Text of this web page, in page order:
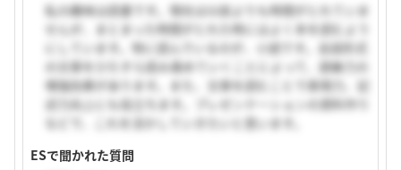
私の趣味は読書です。現在は以前よりも時間がとれていま
せんが、まとまった時間がとれた時にはよく本を読むよう
にしています。特に読んでいるのが、小説です。会話形式
の文章をひたすら読み進めていくことによって、語彙力の
増強効果があります。また、文章を読むことで表現力、記
述力向上にも役立ちます。プレゼンテーションの資料作り
などで、これを活かしていきたいと思います。
ESで聞かれた質問